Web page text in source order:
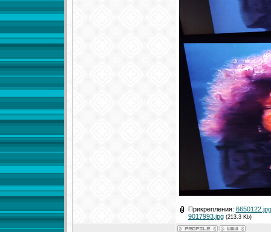
Прикрепления: 6650122.jpg
9017993.jpg (213.3 Kb)